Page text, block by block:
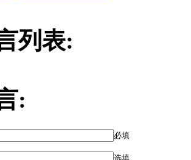
列表:
:
必填
选填